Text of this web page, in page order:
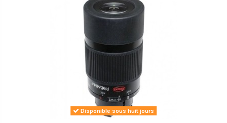
Disponible sous huit jours